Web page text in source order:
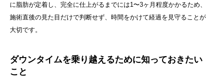
に脂肪が定着し、完全に仕上がるまでには1〜3ヶ月程度かかるため、
施術直後の見た目だけで判断せず、時間をかけて経過を見守ることが
大切です。
ダウンタイムを乗り越えるために知っておきたい
こと